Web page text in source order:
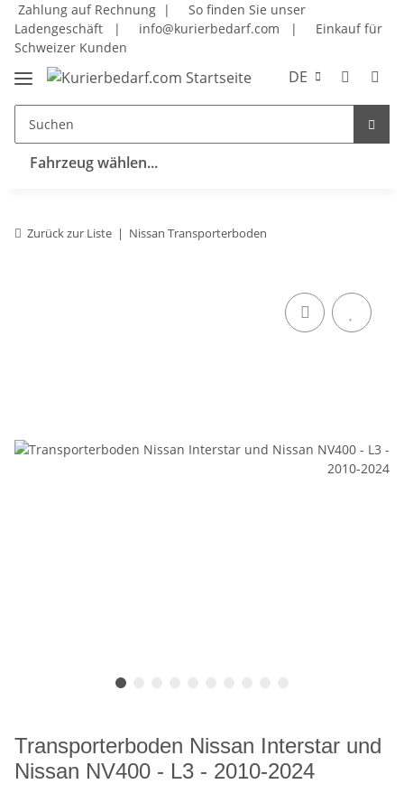
Zahlung auf Rechnung |
So finden Sie unser
Ladengeschäft
| info@kurierbedarf.com |
Einkauf für
Schweizer Kunden
DE
Fahrzeug wählen...
Zurück zur Liste Nissan Transporterboden
Transporterboden Nissan Interstar und
Nissan NV400 - L3 - 2010-2024